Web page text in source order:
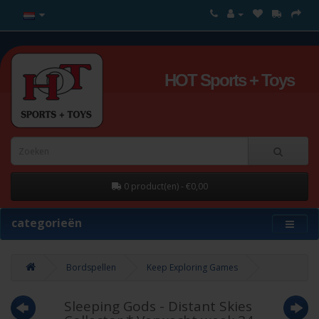
HOT Sports + Toys
0 product(en) - €0,00
categorieën
Bordspellen Keep Exploring Games
Sleeping Gods - Distant Skies